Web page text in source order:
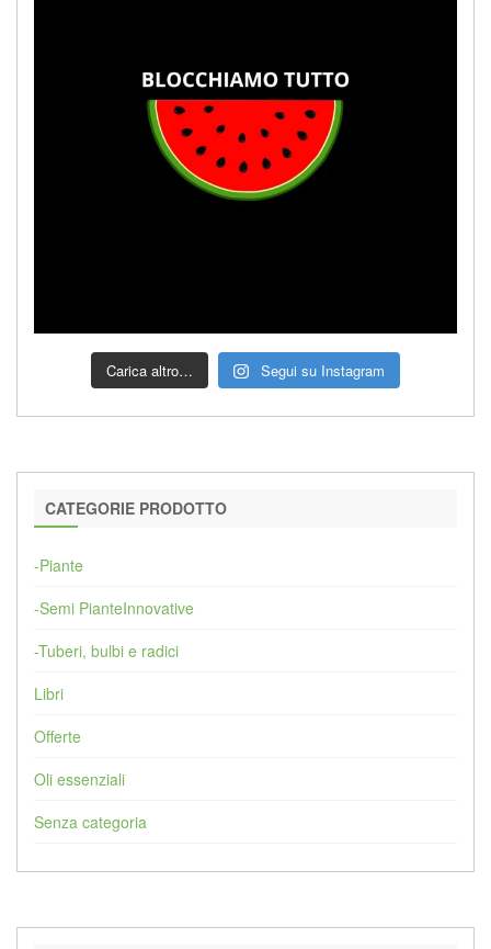
Carica altro… Segui su Instagram
CATEGORIE PRODOTTO
-Piante
-Semi PianteInnovative
-Tuberi, bulbi e radici
Libri
Offerte
Oli essenziali
Senza categoria